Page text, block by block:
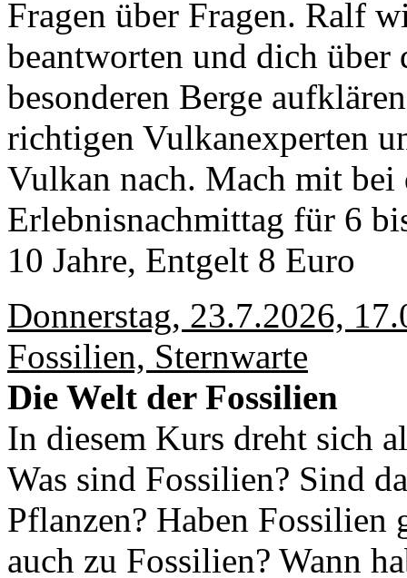
Fragen über Fragen. Ralf
beantworten und dich über
besonderen Berge
richtigen Vulkanexperten
Vulkan nach. Mach mit bei
Erlebnisnachmittag für 6
10 Jahre, Entgelt 8 Euro
Donnerstag, 23.7.2026,
Fossilien, Sternwarte
Die Welt der Fossilien
In diesem Kurs dreht sich
Was sind Fossilien? Sind
Pflanzen? Haben
auch zu Fossilien? Wann